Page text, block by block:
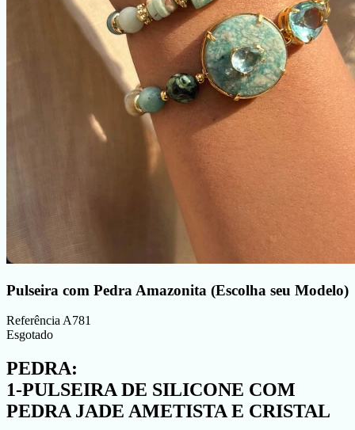
Pulseira com Pedra Amazonita (Escolha seu Modelo)
ReferênciaA781
Esgotado
PEDRA:
1-PULSEIRA DE SILICONE COM
PEDRA JADE AMETISTA E CRISTAL